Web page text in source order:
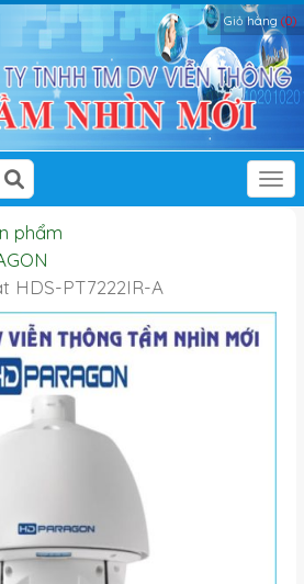
Giỏ hàng (0)
phẩm
HDS-PT7222IR-A